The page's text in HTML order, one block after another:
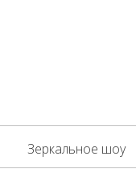
Зеркальное шоу